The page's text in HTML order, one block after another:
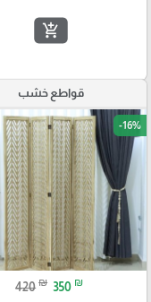
add_shopping_cart
قواطع خشب
-16%
420 ₪ 350 ₪